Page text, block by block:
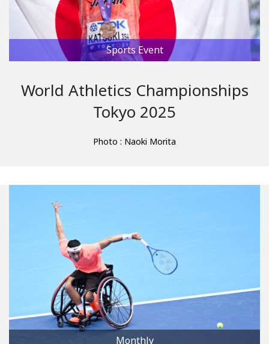
Sports Event
World Athletics Championships
Tokyo 2025
Photo : Naoki Morita
Monthly